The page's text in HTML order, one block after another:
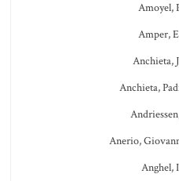
Amoyel,
Amper,
Anchieta,
Anchieta,
Anerio,
Anghel,